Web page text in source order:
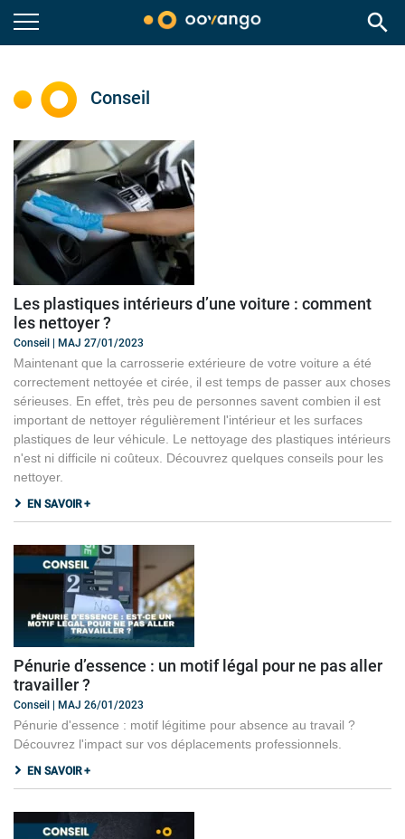
search
Conseil
Les plastiques intérieurs d’une voiture : comment
les nettoyer ?
Conseil | MAJ 27/01/2023
Maintenant que la carrosserie extérieure de votre voiture a été
correctement nettoyée et cirée, il est temps de passer aux choses
sérieuses. En effet, très peu de personnes savent combien il est
important de nettoyer régulièrement l'intérieur et les surfaces
plastiques de leur véhicule. Le nettoyage des plastiques intérieurs
n'est ni difficile ni coûteux. Découvrez quelques conseils pour les
nettoyer.
EN SAVOIR +
Pénurie d’essence : un motif légal pour ne pas aller
travailler ?
Conseil | MAJ 26/01/2023
Pénurie d'essence : motif légitime pour absence au travail ?
Découvrez l'impact sur vos déplacements professionnels.
EN SAVOIR +